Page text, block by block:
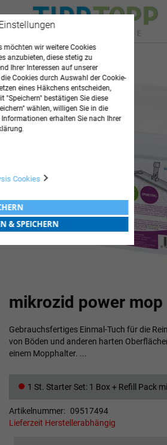
mikrozid power mop
Gebrauchsfertiges Einmal-Tuch für die
von Böden und anderen harten
einem Mopphalter. ...
1 St. Starter Set: 1 Box + Refill Pack
Artikelnummer
09517494
Lieferzeit Herstellerabhängig
Zum
Ende
der
Bildgalerie
springen
Anfang
der
springen
möchten wir weitere Cookies
anzubieten, diese stetig zu
Ihrer Interessen auf unserer
Cookies durch Auswahl der Cookie-
eines Häkchens entscheiden,
"Speichern" bestätigen Sie diese
wählen, willigen Sie in die
erhalten Sie nach Ihrer
Cookies
& SPEICHERN